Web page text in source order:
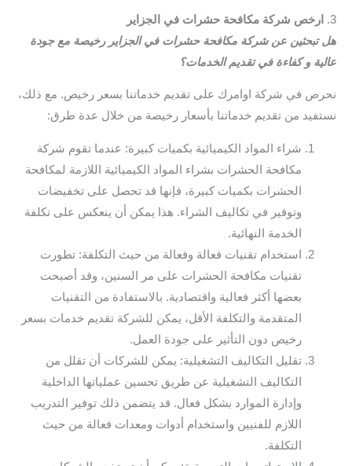
3.
ارخص شركة مكافحة حشرات في الجزاير
هل تبحثين عن شركة مكافحة حشرات في الجزاير رخيصة مع جودة
عالية و كفاءة في تقديم الخدمات؟
نحرص في شركة اوامرك على تقديم خدماتنا بسعر رخيص. مع ذلك،
نستفيد من تقديم خدماتنا بأسعار رخيصة من خلال عدة طرق:
شراء المواد الكيميائية بكميات كبيرة: عندما تقوم شركة
مكافحة الحشرات بشراء المواد الكيميائية اللازمة لمكافحة
الحشرات بكميات كبيرة، فإنها قد تحصل على تخفيضات
وتوفير في تكاليف الشراء. هذا يمكن أن ينعكس على تكلفة
الخدمة النهائية.
استخدام تقنيات فعالة وفعالة من حيث التكلفة: تطورت
تقنيات مكافحة الحشرات على مر السنين، وقد أصبحت
بعضها أكثر فعالية واقتصادية. بالاستفادة من التقنيات
المتقدمة والتكلفة الأقل، يمكن للشركة تقديم خدمات بسعر
رخيص دون التأثير على جودة العمل.
تقليل التكاليف التشغيلية: يمكن للشركات أن تقلل من
التكاليف التشغيلية عن طريق تحسين عملياتها الداخلية
وإدارة الموارد بشكل فعال. قد يتضمن ذلك توفير التدريب
اللازم للفنيين واستخدام أدوات ومعدات فعالة من حيث
التكلفة.